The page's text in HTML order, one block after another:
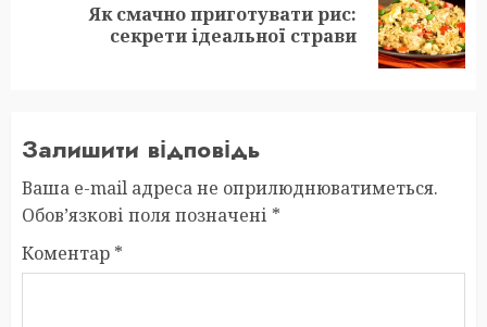
Як смачно приготувати рис:
секрети ідеальної страви
Залишити відповідь
Ваша e-mail адреса не оприлюднюватиметься.
Обов’язкові поля позначені *
Коментар *